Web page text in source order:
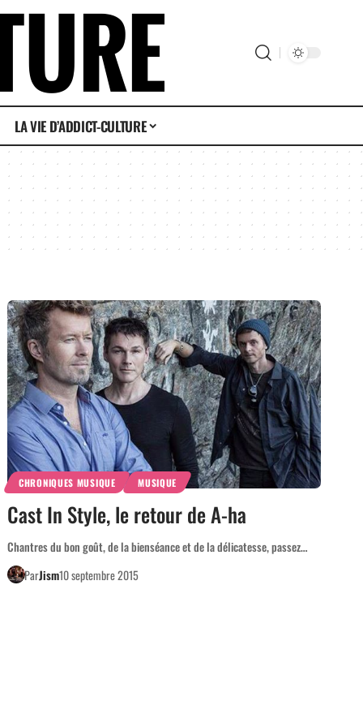
LA VIE D’ADDICT-CULTURE
CHRONIQUES MUSIQUE MUSIQUE
Cast In Style, le retour de A-ha
Chantres du bon goût, de la bienséance et de la délicatesse, passez…
ParJism10 septembre 2015